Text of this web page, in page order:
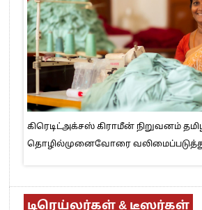
கிரெடிட்அக்சஸ் கிராமீன் நிறுவனம்
தொழில்முனைவோரை
டிரெய்லர்கள் & டீஸர்கள்